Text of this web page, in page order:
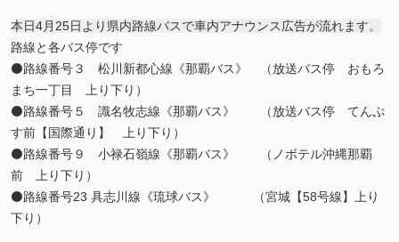
本日4月25日より県内路線バスで車内アナウンス広告が流れます。
路線と各バス停です
⚫️路線番号３ 松川新都心線《那覇バス》 （放送バス停 おもろ
まち一丁目 上り下り）
⚫️路線番号５ 識名牧志線《那覇バス》 （放送バス停 てんぷ
す前【国際通り】 上り下り）
⚫️路線番号９ 小禄石嶺線《那覇バス》 （ノボテル沖縄那覇
前 上り下り）
⚫️路線番号23 具志川線《琉球バス》 （宮城【58号線】上り
下り）